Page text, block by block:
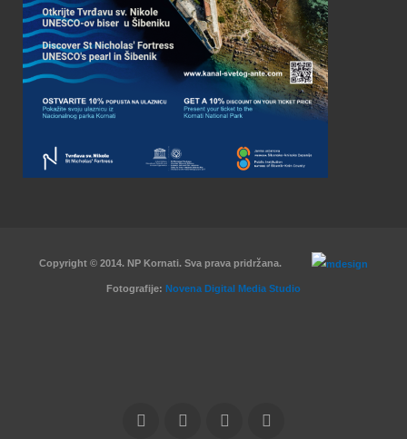
Copyright © 2014. NP Kornati. Sva prava pridržana.
Fotografije: Novena Digital Media Studio